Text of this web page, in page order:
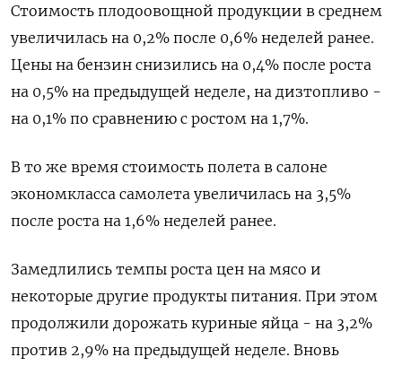
Стоимость плодоовощной продукции в среднем
увеличилась на 0,2% после 0,6% неделей ранее.
Цены на бензин снизились на 0,4% после роста
на 0,5% на предыдущей неделе, на дизтопливо -
на 0,1% по сравнению с ростом на 1,7%.
В то же время стоимость полета в салоне
экономкласса самолета увеличилась на 3,5%
после роста на 1,6% неделей ранее.
Замедлились темпы роста цен на мясо и
некоторые другие продукты питания. При этом
продолжили дорожать куриные яйца - на 3,2%
против 2,9% на предыдущей неделе. Вновь